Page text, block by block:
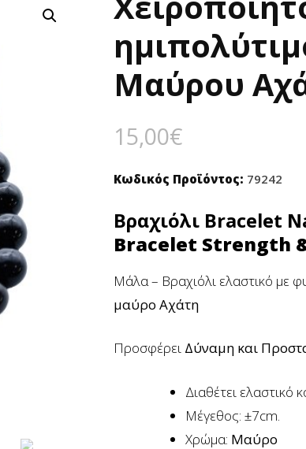
Μαύρου
15,00€
Κωδικός Προϊόντος: 79242
Βραχιόλι Bracelet
Bracelet Strength
Μάλα – Βραχιόλι ελαστικό με
μαύρο Αχάτη
Προσφέρει Δύναμη και
Διαθέτει ελαστικό
Μέγεθος: ±7cm.
Χρώμα: Μαύρο